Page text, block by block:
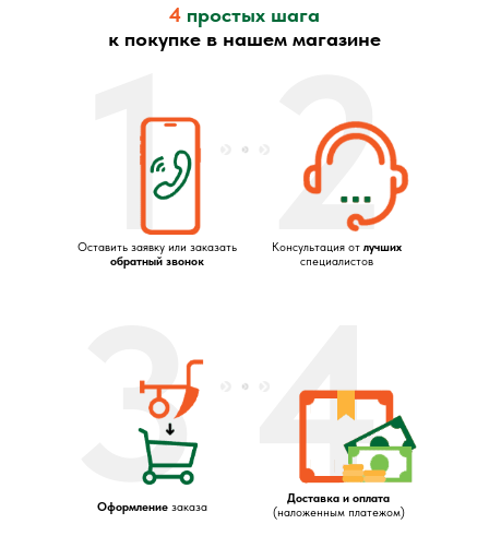
1
4
3
2
Оставить заявку или заказать
обратный звонок
Консультация от лучших
специалистов
Оформление заказа
Доставка и оплата
(наложенным платежом)
4 простых шага
к покупке в нашем магазине